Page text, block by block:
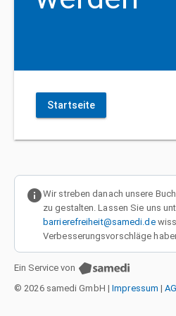
Startseite
infoWir streben danach unsere
zu gestalten. Lassen Sie uns
barrierefreiheit@samedi.de
Verbesserungsvorschläge
Ein Service von
© 2026 samedi GmbH | Impressum |